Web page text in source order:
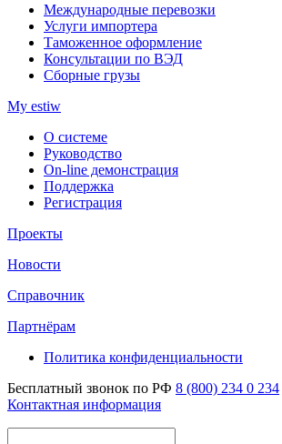
Международные перевозки
Услуги импортера
Таможенное оформление
Консультации по ВЭД
Сборные грузы
My estiw
О системе
Руководство
On-line демонстрация
Поддержка
Регистрация
Проекты
Новости
Справочник
Партнёрам
Политика конфиденциальности
Бесплатный звонок по РФ 8 (800) 234 0 234
Контактная информация